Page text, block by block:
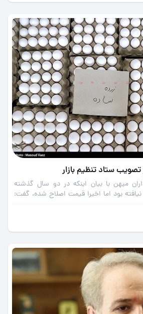
ستاد تنظیم بازار
میهن با بیان اینکه در دو سال گذشته
بود اما اخیرا قیمت اصلاح شده، گفت:
59 هزار تومان است.